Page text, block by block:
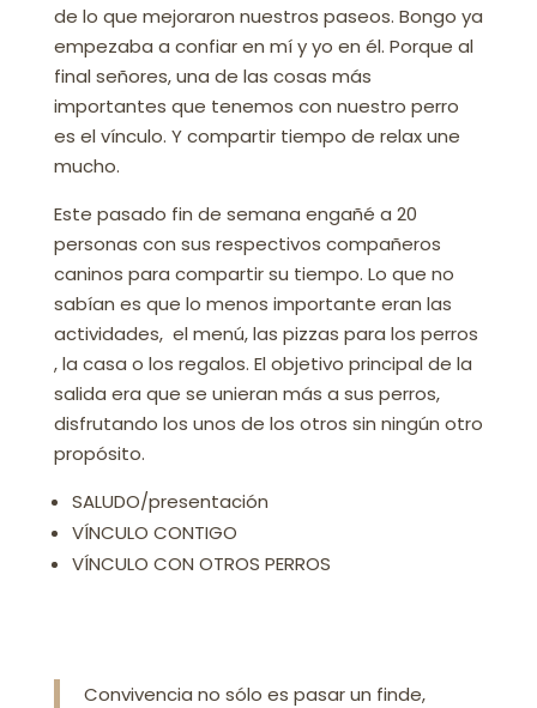
de lo que mejoraron nuestros paseos. Bongo ya
empezaba a confiar en mí y yo en él. Porque al
final señores, una de las cosas más
importantes que tenemos con nuestro perro
es el vínculo. Y compartir tiempo de relax une
mucho.
Este pasado fin de semana engañé a 20
personas con sus respectivos compañeros
caninos para compartir su tiempo. Lo que no
sabían es que lo menos importante eran las
actividades, el menú, las pizzas para los perros
, la casa o los regalos. El objetivo principal de la
salida era que se unieran más a sus perros,
disfrutando los unos de los otros sin ningún otro
propósito.
SALUDO/presentación
VÍNCULO CONTIGO
VÍNCULO CON OTROS PERROS
Convivencia no sólo es pasar un finde,